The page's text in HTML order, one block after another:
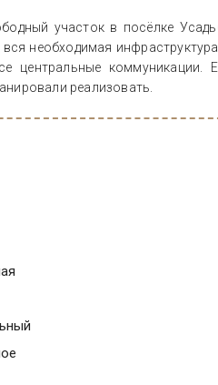
участок в посёлке
необходимая
центральные коммуникации.
реализовать.